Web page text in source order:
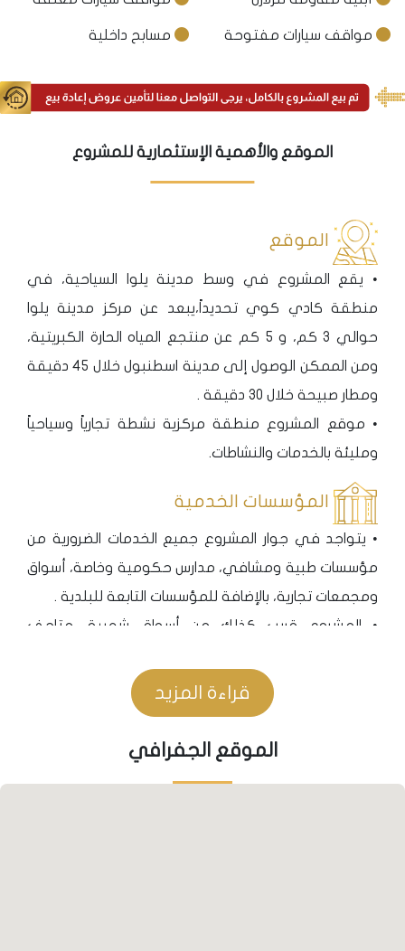
مواقف سيارات مفتوحة مسابح داخلية
الموقع والأهمية الإستثمارية للمشروع
الموقع
• يقع المشروع في وسط مدينة يلوا السياحية، في
منطقة كادي كوي تحديداً،يبعد عن مركز مدينة يلوا
حوالي 3 كم، و 5 كم عن منتجع المياه الحارة الكبريتية،
ومن الممكن الوصول إلى مدينة اسطنبول خلال 45 دقيقة
ومطار صبيحة خلال 30 دقيقة .
• موقع المشروع منطقة مركزية نشطة تجارياً وسياحياً
ومليئة بالخدمات والنشاطات.
المؤسسات الخدمية
• يتواجد في جوار المشروع جميع الخدمات الضرورية من
مؤسسات طبية ومشافي، مدارس حكومية وخاصة، أسواق
ومجمعات تجارية، بالإضافة للمؤسسات التابعة للبلدية .
• المشروع قريب كذلك من أسواق شعبية، متاحف
منطقة جذب سياحي.
• يوجد خط لحافلات النقل العام لنقل القاطنين، من يلوا
قراءة المزيد
الموقع الجفرافي